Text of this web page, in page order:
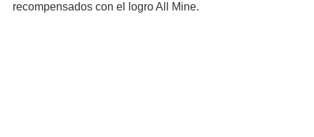
recompensados con el logro All Mine.